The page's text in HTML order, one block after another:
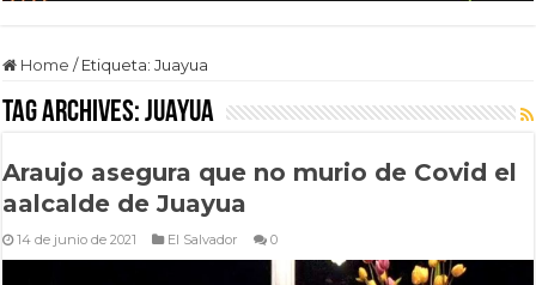
Home / Etiqueta:Juayua
Tag Archives:Juayua
Araujo asegura que no murio de Covid el
aalcalde de Juayua
14 de junio de 2021 El Salvador 0